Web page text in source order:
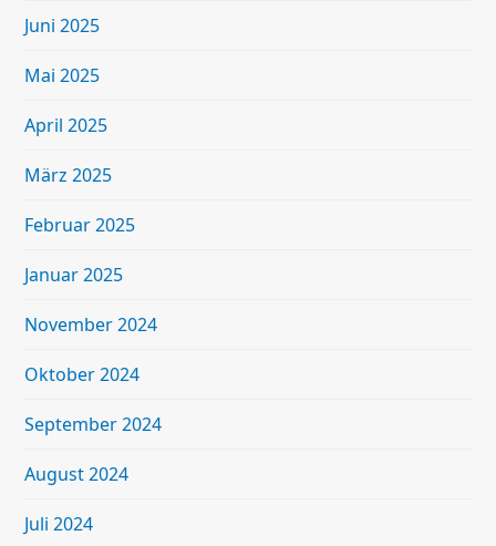
Juni 2025
Mai 2025
April 2025
März 2025
Februar 2025
Januar 2025
November 2024
Oktober 2024
September 2024
August 2024
Juli 2024